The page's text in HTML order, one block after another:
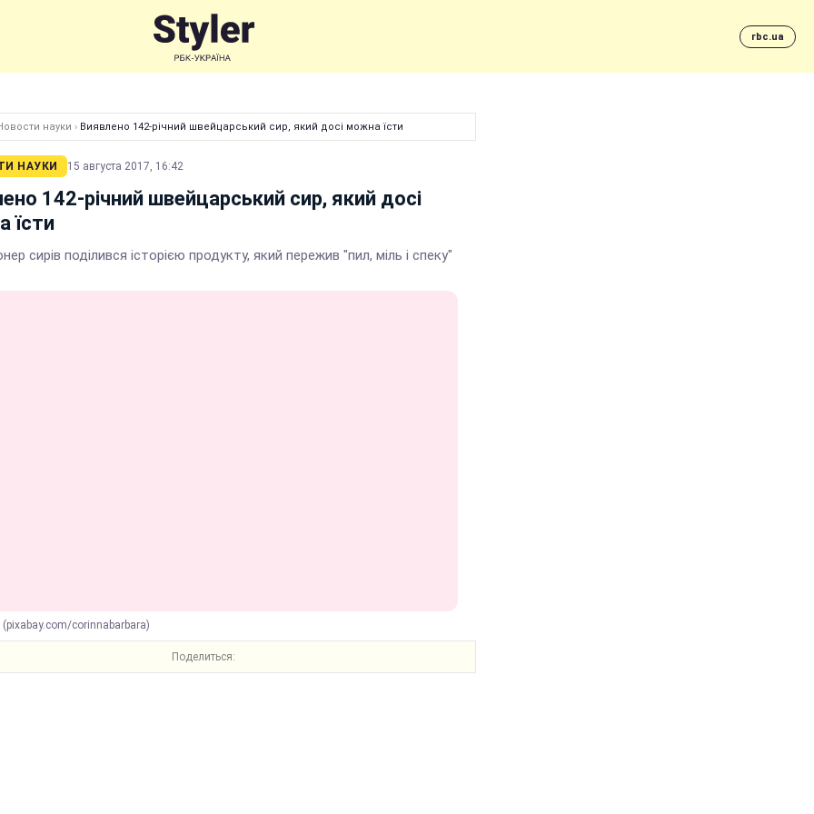
rbc.ua
науки › Виявлено 142-річний швейцарський сир, який досі можна їсти
НАУКИ 15 августа 2017, 16:42
142-річний швейцарський сир, який досі
їсти
сирів поділився історією продукту, який пережив "пил, міль і спеку"
corinnabarbara)
Поделиться: